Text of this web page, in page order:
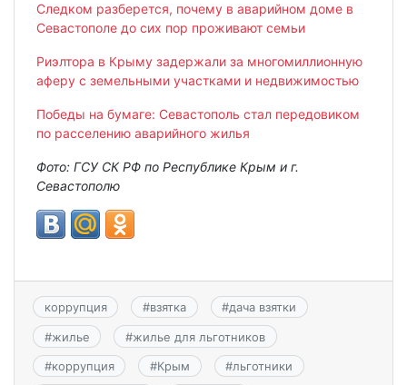
Следком разберется, почему в аварийном доме в
Севастополе до сих пор проживают семьи
Риэлтора в Крыму задержали за многомиллионную
аферу с земельными участками и недвижимостью
Победы на бумаге: Севастополь стал передовиком
по расселению аварийного жилья
Фото: ГСУ СК РФ по Республике Крым и г.
Севастополю
коррупция #взятка #дача взятки
#жилье #жилье для льготников
#коррупция #Крым #льготники